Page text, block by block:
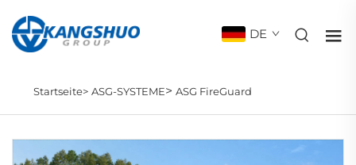
DE
Startseite> ASG-SYSTEME> ASG FireGuard